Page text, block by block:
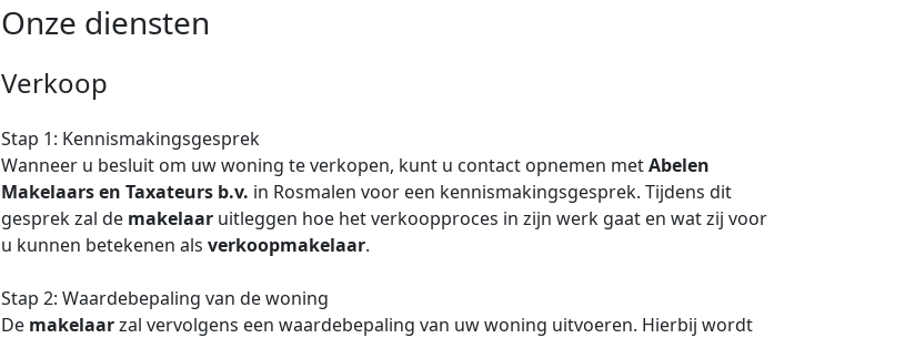
Onze diensten
Verkoop
Stap 1: Kennismakingsgesprek
Wanneer u besluit om uw woning te verkopen, kunt u contact opnemen metAbelen
Makelaars en Taxateurs b.v. in Rosmalen voor een kennismakingsgesprek. Tijdens dit
gesprek zal de makelaar uitleggen hoe het verkoopproces in zijn werk gaat en wat zij voor
u kunnen betekenen als verkoopmakelaar.
Stap 2: Waardebepaling van de woning
De makelaarzal vervolgens een waardebepaling van uw woning uitvoeren. Hierbij wordt